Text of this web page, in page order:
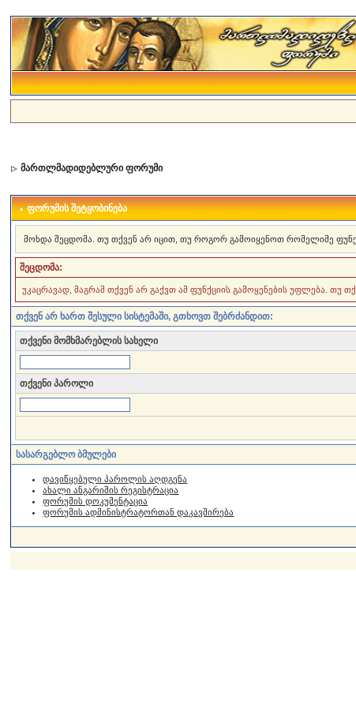
მართლმადიდებლური ფორუმი
ფორუმის შეტყობინება
მოხდა შეცდომა. თუ თქვენ არ იცით, თუ როგორ გამოიყენოთ რომელიმე
შეცდომა:
უკაცრავად, მაგრამ თქვენ არ გაქვთ ამ ფუნქციის გამოყენების უფლება. თუ
თქვენ არ ხართ შესული სისტემაში, გთხოვთ შებრძანდით:
თქვენი მომხმარებლის სახელი
თქვენი პაროლი
სასარგებლო ბმულები
დავიწყებული პაროლის აღდგენა
ახალი ანგარიშის რეგისტრაცია
ფორუმის დოკუმენტაცია
ფორუმის ადმინისტრატორთან დაკავშირება